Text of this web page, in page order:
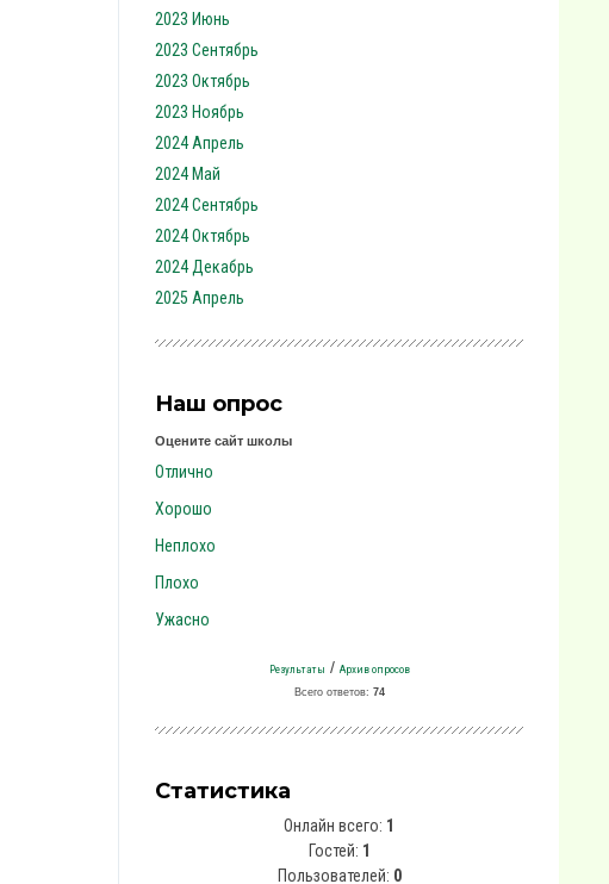
2023 Июнь
2023 Сентябрь
2023 Октябрь
2023 Ноябрь
2024 Апрель
2024 Май
2024 Сентябрь
2024 Октябрь
2024 Декабрь
2025 Апрель
Наш опрос
Оцените сайт школы
Отлично
Хорошо
Неплохо
Плохо
Ужасно
Результаты / Архив опросов
Всего ответов: 74
Статистика
Онлайн всего: 1
Гостей: 1
Пользователей: 0